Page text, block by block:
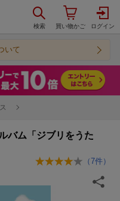
いて
バム「ジブリをうた
（7件）